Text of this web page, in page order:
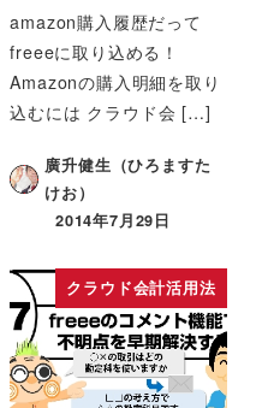
amazon購入履歴だって
freeeに取り込める！
Amazonの購入明細を取り
込むには クラウド会 […]
廣升健生（ひろますた
けお）
2014年7月29日
クラウド会計活用法